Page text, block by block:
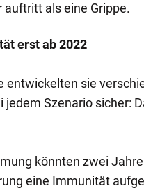
als eine Grippe.
erst ab 2022
entwickelten sie
jedem Szenario sicher:
könnten zwei
eine Immunität